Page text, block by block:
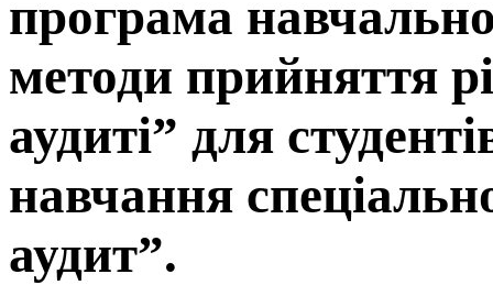
програма
методи прийняття
аудиті” для
навчання
аудит”.